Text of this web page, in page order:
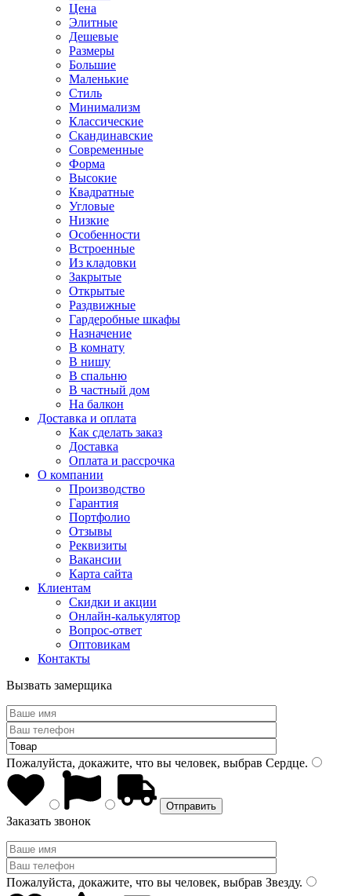
Цена
Элитные
Дешевые
Размеры
Большие
Маленькие
Стиль
Минимализм
Классические
Скандинавские
Современные
Форма
Высокие
Квадратные
Угловые
Низкие
Особенности
Встроенные
Из кладовки
Закрытые
Открытые
Раздвижные
Гардеробные шкафы
Назначение
В комнату
В нишу
В спальню
В частный дом
На балкон
Доставка и оплата
Как сделать заказ
Доставка
Оплата и рассрочка
О компании
Производство
Гарантия
Портфолио
Отзывы
Реквизиты
Вакансии
Карта сайта
Клиентам
Скидки и акции
Онлайн-калькулятор
Вопрос-ответ
Оптовикам
Контакты
Вызвать замерщика
Пожалуйста, докажите, что вы человек, выбрав Сердце.
Заказать звонок
Пожалуйста, докажите, что вы человек, выбрав Звезду.